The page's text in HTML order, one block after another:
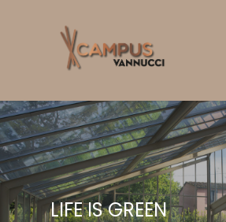
LIFE IS GREEN